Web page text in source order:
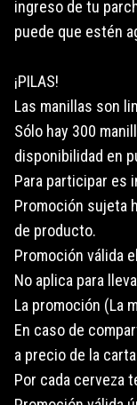
ingreso de tu
puede que estén
¡PILAS!
Las manillas son
Sólo hay 300
disponibilidad en
Para participar es
Promoción sujeta
de producto.
Promoción válida
No aplica para
La promoción (La
En caso de
a precio de la
Por cada cerveza